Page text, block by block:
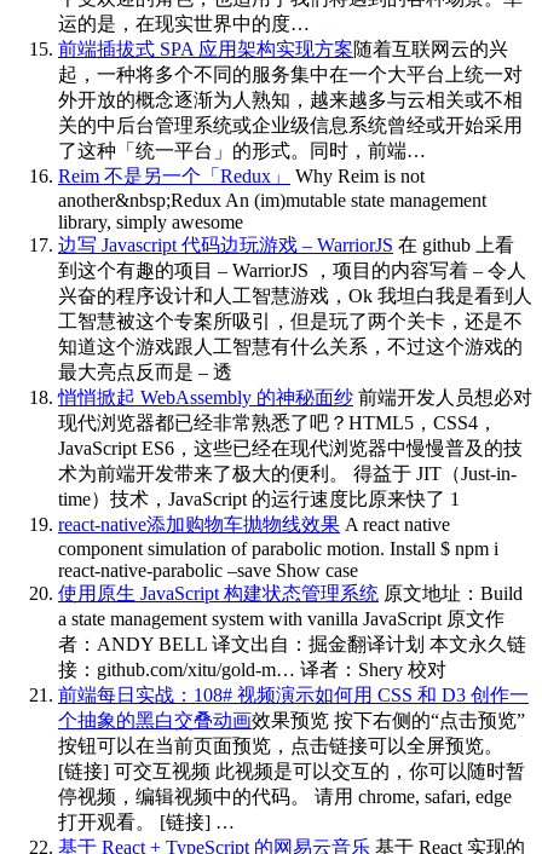
运的是，在现实世界中的度…
前端插拔式 SPA 应用架构实现方案随着互联网云的兴
起，一种将多个不同的服务集中在一个大平台上统一对
外开放的概念逐渐为人熟知，越来越多与云相关或不相
关的中后台管理系统或企业级信息系统曾经或开始采用
了这种「统一平台」的形式。同时，前端…
Reim 不是另一个「Redux」
Why Reim is not
another&nbsp;Redux An (im)mutable state management
library, simply awesome
边写 Javascript 代码边玩游戏 – WarriorJS 在 github 上看
到这个有趣的项目 – WarriorJS ，项目的内容写着 – 令人
兴奋的程序设计和人工智慧游戏，Ok 我坦白我是看到人
工智慧被这个专案所吸引，但是玩了两个关卡，还是不
知道这个游戏跟人工智慧有什么关系，不过这个游戏的
最大亮点反而是 – 透
悄悄掀起 WebAssembly 的神秘面纱 前端开发人员想必对
现代浏览器都已经非常熟悉了吧？HTML5，CSS4，
JavaScript ES6，这些已经在现代浏览器中慢慢普及的技
术为前端开发带来了极大的便利。 得益于 JIT（Just-in-
time）技术，JavaScript 的运行速度比原来快了 1
react-native添加购物车抛物线效果 A react native
component simulation of parabolic motion. Install $ npm i
react-native-parabolic –save Show case
使用原生 JavaScript 构建状态管理系统 原文地址：Build
a state management system with vanilla JavaScript 原文作
者：ANDY BELL 译文出自：掘金翻译计划 本文永久链
接：github.com/xitu/gold-m… 译者：Shery 校对
前端每日实战：108# 视频演示如何用 CSS 和 D3 创作一
个抽象的黑白交叠动画效果预览 按下右侧的“点击预览”
按钮可以在当前页面预览，点击链接可以全屏预览。
[链接] 可交互视频 此视频是可以交互的，你可以随时暂
停视频，编辑视频中的代码。 请用 chrome, safari, edge
打开观看。 [链接] …
基于 React + TypeScript 的网易云音乐 基于 React 实现的